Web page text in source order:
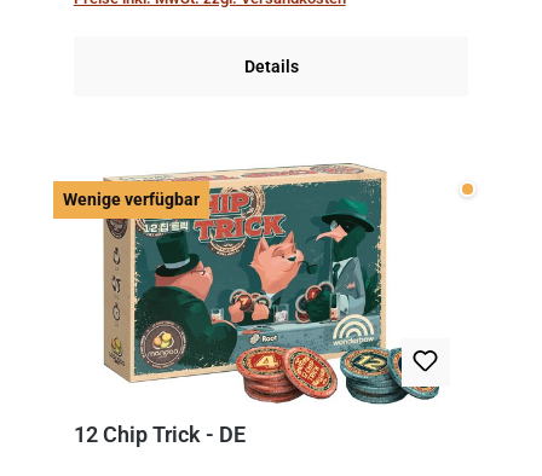
Details
Wenige verfügbar Wenige
12 Chip Trick - DE